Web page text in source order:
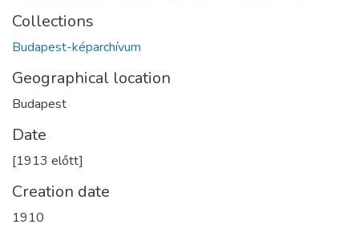
Collections
Budapest-képarchívum
Geographical location
Budapest
Date
[1913 előtt]
Creation date
1910